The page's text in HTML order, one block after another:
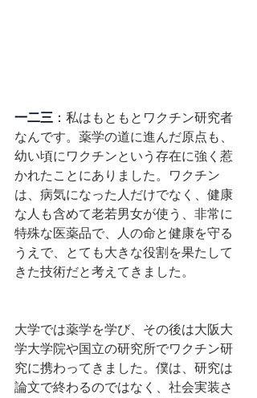
一二三 ： 私はもともとワクチン研究者
なんです。薬学の道に進んだ原点も、
幼い頃にワクチンという存在に強く惹
かれたことにありました。ワクチン
は、病気になった人だけでなく、健康
な人も含めて老若男女が使う、非常に
特殊な医薬品で、人の命と健康を守る
うえで、とても大きな役割を果たして
きた技術だと考えてきました。
大学では薬学を学び、その後は大阪大
学大学院や国立の研究所でワクチン研
究に携わってきました。僕は、研究は
論文で終わるのではなく、社会実装さ